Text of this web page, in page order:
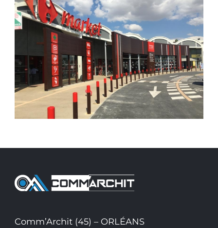
CREATION D’UN HYPERMARCHE
CARREFOUR « MARKET »
REMODELING CARREFOUR
Comm’Archit (45) – ORLÉANS